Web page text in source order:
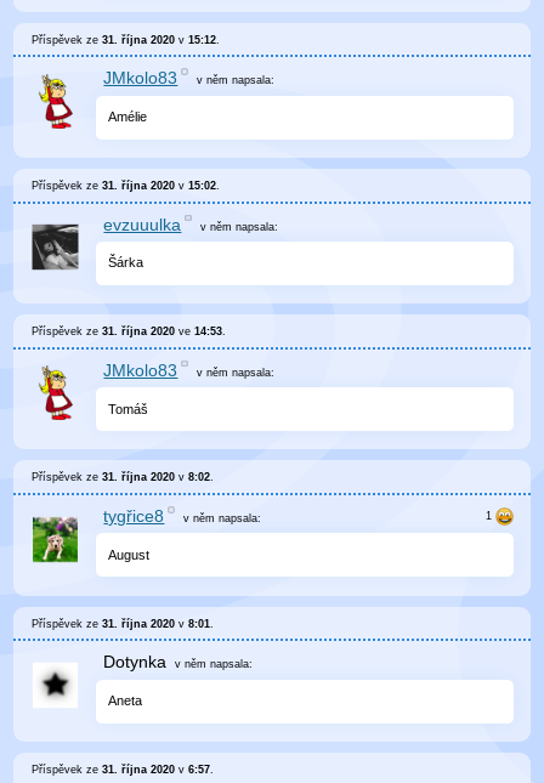
Příspěvek ze31. října 2020 v15:12
JMkolo83 v němnapsala:
Amélie
Příspěvek ze31. října 2020 v15:02
evzuuulka v němnapsala:
Šárka
Příspěvek ze31. října 2020 ve14:53.
JMkolo83 v němnapsala:
Tomáš
Příspěvek ze31. října 2020 v8:02.
tygřice8 v němnapsala:
August
Příspěvek ze31. října 2020 v8:01
Dotynka v něm napsala:
Aneta
Příspěvek ze31. října 2020 v6:57